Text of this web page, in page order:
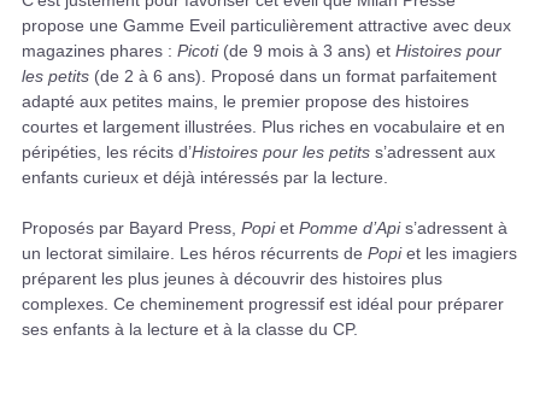
propose une Gamme Eveil particulièrement attractive avec deux
magazines phares : Picoti(de 9 mois à 3 ans) et Histoires pour
les petits (de 2 à 6 ans). Proposé dans un format parfaitement
adapté aux petites mains, le premier propose des histoires
courtes et largement illustrées. Plus riches en vocabulaire et en
péripéties, les récits d’Histoires pour les petits s’adressent aux
enfants curieux et déjà intéressés par la lecture.
Proposés par Bayard Press, Popiet Pomme d’Apis’adressent à
un lectorat similaire. Les héros récurrents de Popiet les imagiers
préparent les plus jeunes à découvrir des histoires plus
complexes. Ce cheminement progressif est idéal pour préparer
ses enfants à la lecture et à la classe du CP.